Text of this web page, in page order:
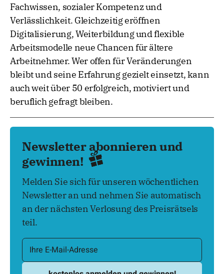
Fachwissen, sozialer Kompetenz und
Verlässlichkeit. Gleichzeitig eröffnen
Digitalisierung, Weiterbildung und flexible
Arbeitsmodelle neue Chancen für ältere
Arbeitnehmer. Wer offen für Veränderungen
bleibt und seine Erfahrung gezielt einsetzt, kann
auch weit über 50 erfolgreich, motiviert und
beruflich gefragt bleiben.
Newsletter abonnieren und
gewinnen!
Melden Sie sich für unseren wöchentlichen
Newsletter an und nehmen Sie automatisch
an der nächsten Verlosung des Preisrätsels
teil.